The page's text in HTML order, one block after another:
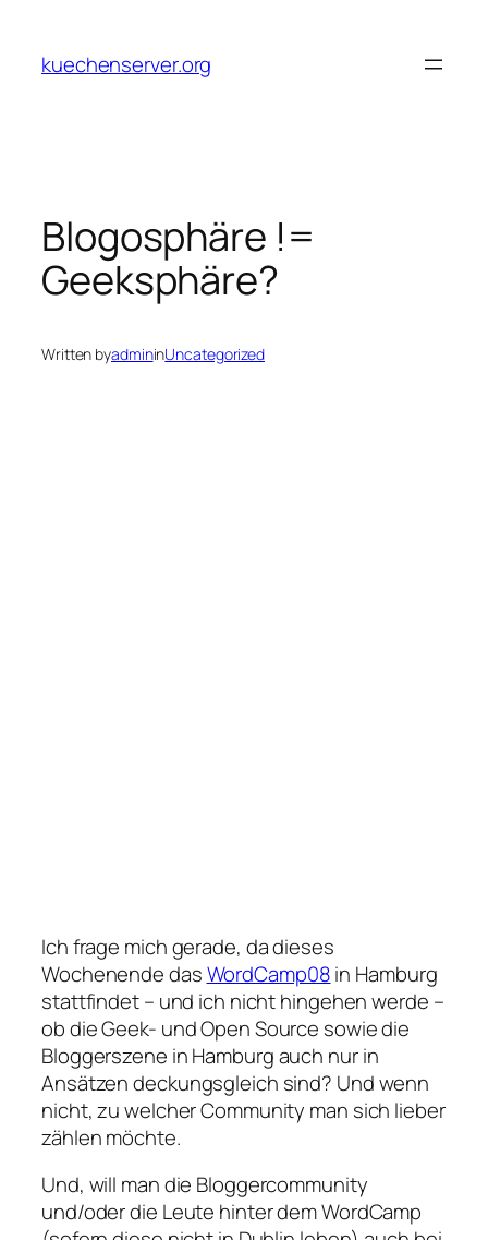
content
kuechenserver.org
Blogosphäre !=
Geeksphäre?
Written byadmininUncategorized
Ich frage mich gerade, da dieses
Wochenende dasWordCamp08in Hamburg
stattfindet – und ich nicht hingehen werde –
ob die Geek- und Open Source sowie die
Bloggerszene in Hamburg auch nur in
Ansätzen deckungsgleich sind? Und wenn
nicht, zu welcher Community man sich lieber
zählen möchte.
Und, will man die Bloggercommunity
und/oder die Leute hinter dem WordCamp